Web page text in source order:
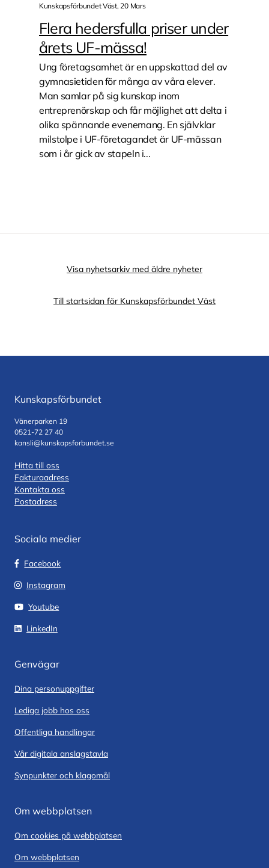
Kunskapsförbundet Väst, 20 Mars
Flera hedersfulla priser under
årets UF-mässa!
Ung företagsamhet är en uppskattad del av
gymnasietiden för många av våra elever.
Man samlar på sig kunskap inom
entreprenörskap och får möjlighet att delta i
olika spännande evenemang. En självklar
milstolpe i UF-företagandet är UF-mässan
som i år gick av stapeln i...
Visa nyhetsarkiv med äldre nyheter
Till startsidan för Kunskapsförbundet Väst
Kunskapsförbundet
Vänerparken 19
0521-72 27 40
kansli@kunskapsforbundet.se
Hitta till oss
Fakturaadress
Kontakta oss
Postadress
Sociala medier
Facebook
Instagram
Youtube
LinkedIn
Genvägar
Dina personuppgifter
Lediga jobb hos oss
Offentliga handlingar
Vår digitala anslagstavla
Synpunkter och klagomål
Om webbplatsen
Om cookies på webbplatsen
Om webbplatsen